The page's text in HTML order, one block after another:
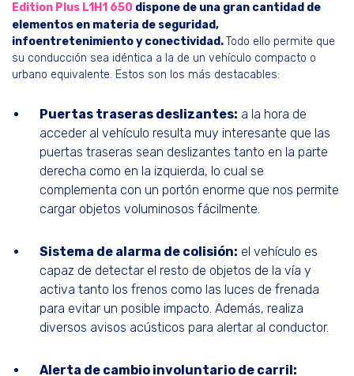
Edition Plus L1H1 650 dispone de una gran cantidad de
elementos en materia de seguridad,
infoentretenimiento y conectividad.Todo ello permite que
su conducción sea idéntica a la de un vehículo compacto o
urbano equivalente. Estos son los más destacables:
Puertas traseras deslizantes: a la hora de
acceder al vehículo resulta muy interesante que las
puertas traseras sean deslizantes tanto en la parte
derecha como en la izquierda, lo cual se
complementa con un portón enorme que nos permite
cargar objetos voluminosos fácilmente.
Sistema de alarma de colisión: el vehículo es
capaz de detectar el resto de objetos de la vía y
activa tanto los frenos como las luces de frenada
para evitar un posible impacto. Además, realiza
diversos avisos acústicos para alertar al conductor.
Alerta de cambio involuntario de carril: